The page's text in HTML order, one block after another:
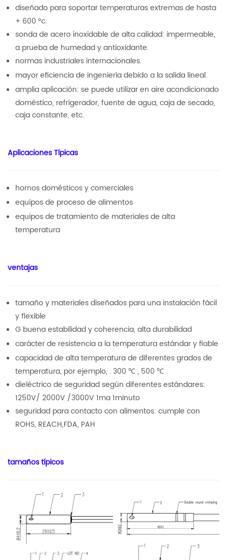
diseñado para soportar temperaturas extremas de hasta
+ 600 °c.
sonda de acero inoxidable de alta calidad: impermeable,
a prueba de humedad y antioxidante.
normas industriales internacionales.
mayor eficiencia de ingeniería debido a la salida lineal.
amplia aplicación: se puede utilizar en aire acondicionado
doméstico, refrigerador, fuente de agua, caja de secado,
caja constante, etc.
Aplicaciones Típicas
hornos domésticos y comerciales
equipos de proceso de alimentos
equipos de tratamiento de materiales de alta
temperatura
ventajas
tamaño y materiales diseñados para una instalación fácil
y flexible
G buena estabilidad y coherencia, alta durabilidad
carácter de resistencia a la temperatura estándar y fiable
capacidad de alta temperatura de diferentes grados de
temperatura, por ejemplo, . 300 ℃ , 500 ℃
dieléctrico de seguridad según diferentes estándares:
1250V/ 2000V /3000V 1ma 1minuto
seguridad para contacto con alimentos: cumple con
ROHS, REACH,FDA, PAH
tamaños típicos